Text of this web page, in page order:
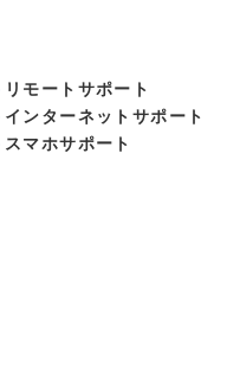
リモートサポート
インターネットサポート
スマホサポート